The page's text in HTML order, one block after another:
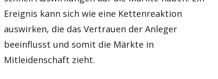
Ereignis kann sich wie eine Kettenreaktion
auswirken, die das Vertrauen der Anleger
beeinflusst und somit die Märkte in
Mitleidenschaft zieht.